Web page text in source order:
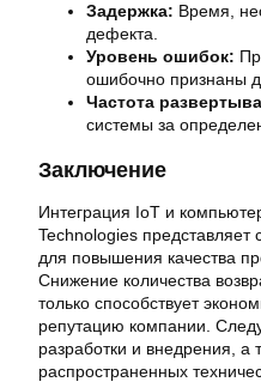
Задержка: Время,
дефекта.
Уровень ошибок:
ошибочно признаны
Частота
системы за
Заключение
Интеграция IoT и
Technologies
для повышения качества
Снижение количества
только способствует
репутацию компании.
разработки и внедрения, а
распространенных